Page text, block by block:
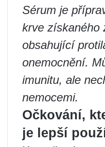
Sérum je
krve získaného
obsahující
onemocnění.
imunitu, ale
nemocemi.
Očkování,
je lepší